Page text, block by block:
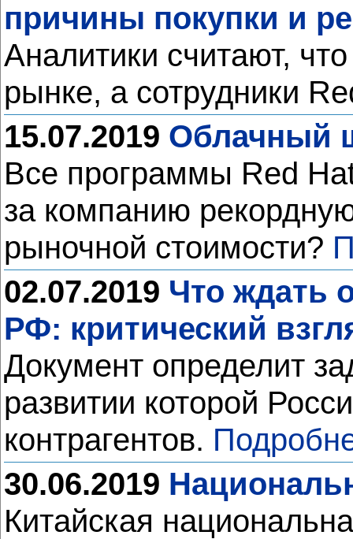
причины покупки и
Аналитики считают,
рынке, а сотрудники
15.07.2019 Облачный
Все программы Red
за компанию
рыночной стоимости?
02.07.2019 Что ждать
РФ: критический
Документ определит
развитии которой
контрагентов.
30.06.2019
Китайская